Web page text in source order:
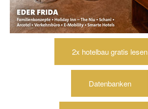
2x hotelbau gratis lesen
Datenbanken